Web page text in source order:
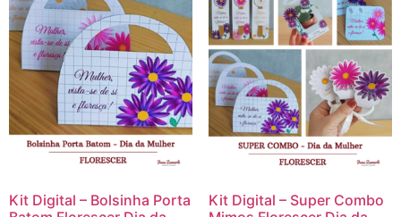
Kit Digital – Bolsinha Porta
Kit Digital – Super Combo